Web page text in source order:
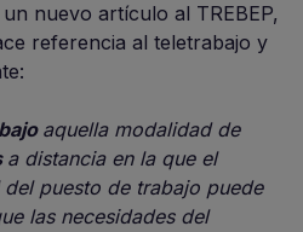
nuevo artículo al TREBEP,
referencia al teletrabajo y
aquella modalidad de
a distancia en la que el
puesto de trabajo puede
las necesidades del